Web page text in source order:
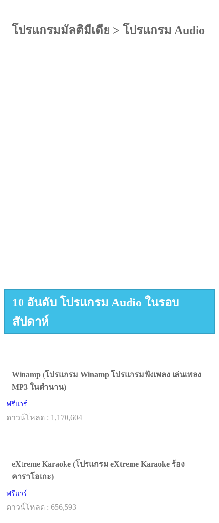
โปรแกรมมัลติมีเดีย > โปรแกรม Audio
10 อันดับ โปรแกรม Audio ในรอบ
สัปดาห์
Winamp (โปรแกรม Winamp โปรแกรมฟังเพลง เล่นเพลง
MP3 ในตำนาน)
ฟรีแวร์
ดาวน์โหลด : 1,170,604
eXtreme Karaoke (โปรแกรม eXtreme Karaoke ร้อง
คาราโอเกะ)
ฟรีแวร์
ดาวน์โหลด : 656,593